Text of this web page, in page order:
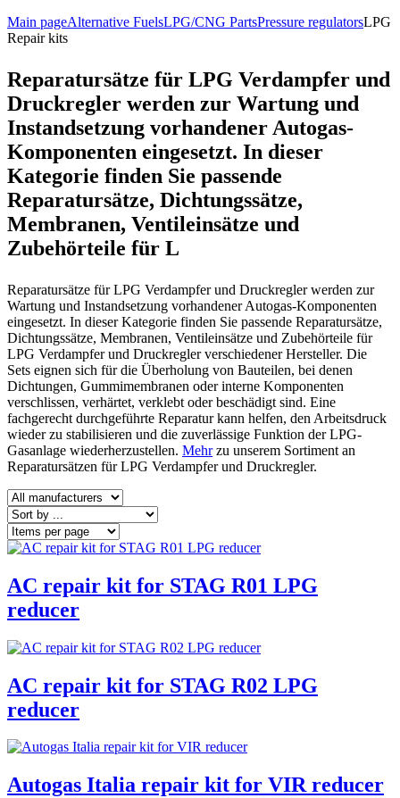
Main pageAlternative FuelsLPG/CNG PartsPressure regulatorsLPG
Repair kits
Reparatursätze für LPG Verdampfer und
Druckregler werden zur Wartung und
Instandsetzung vorhandener Autogas-
Komponenten eingesetzt. In dieser
Kategorie finden Sie passende
Reparatursätze, Dichtungssätze,
Membranen, Ventileinsätze und
Zubehörteile für L
Reparatursätze für LPG Verdampfer und Druckregler werden zur
Wartung und Instandsetzung vorhandener Autogas-Komponenten
eingesetzt. In dieser Kategorie finden Sie passende Reparatursätze,
Dichtungssätze, Membranen, Ventileinsätze und Zubehörteile für
LPG Verdampfer und Druckregler verschiedener Hersteller. Die
Sets eignen sich für die Überholung von Bauteilen, bei denen
Dichtungen, Gummimembranen oder interne Komponenten
verschlissen, verhärtet, verklebt oder beschädigt sind. Eine
fachgerecht durchgeführte Reparatur kann helfen, den Arbeitsdruck
wieder zu stabilisieren und die zuverlässige Funktion der LPG-
Gasanlage wiederherzustellen. Mehrzu unserem Sortiment an
Reparatursätzen für LPG Verdampfer und Druckregler.
AC repair kit for STAG R01 LPG
reducer
AC repair kit for STAG R02 LPG
reducer
Autogas Italia repair kit for VIR reducer